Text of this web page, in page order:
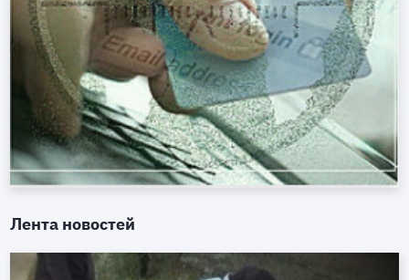
Лента новостей